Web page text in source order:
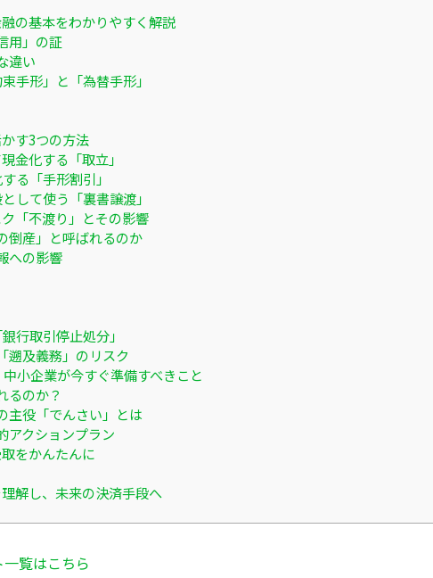
の基本をわかりやすく解説
用」の証
違い
手形」と「為替手形」
す3つの方法
金化する「取立」
る「手形割引」
して使う「裏書譲渡」
「不渡り」とその影響
倒産」と呼ばれるのか
への影響
行取引停止処分」
遡及義務」のリスク
小企業が今すぐ準備すべきこと
るのか？
主役「でんさい」とは
アクションプラン
をかんたんに
解し、未来の決済手段へ
一覧はこちら